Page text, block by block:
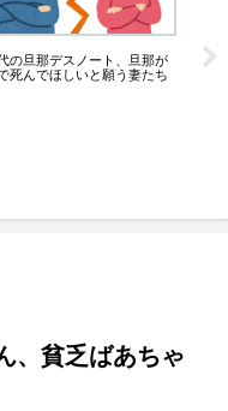
の旦那デスノート、旦那が
死んでほしいと願う妻たち
膝
、貧乏ばあちゃ